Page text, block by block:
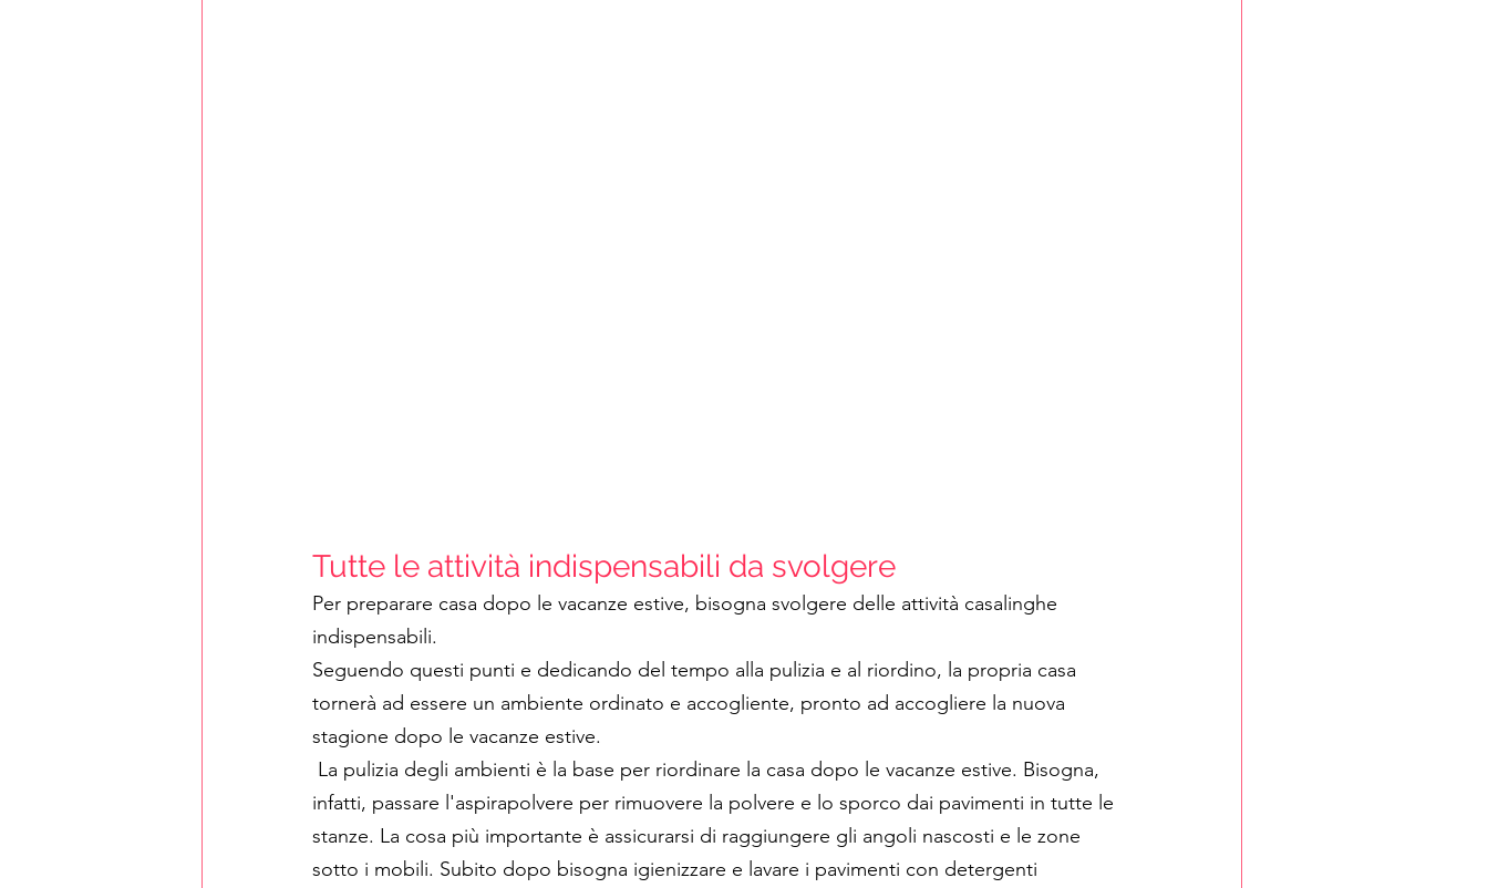
Tutte le attività indispensabili da svolgere
Per preparare casa dopo le vacanze estive, bisogna svolgere delle attività casalinghe
indispensabili.
Seguendo questi punti e dedicando del tempo alla pulizia e al riordino, la propria casa
tornerà ad essere un ambiente ordinato e accogliente, pronto ad accogliere la nuova
stagione dopo le vacanze estive.
infatti, passare l'aspirapolvere per rimuovere la polvere e lo sporco dai pavimenti in tutte le
stanze. La cosa più importante è assicurarsi di raggiungere gli angoli nascosti e le zone
sotto i mobili. Subito dopo bisogna igienizzare e lavare i pavimenti con detergenti